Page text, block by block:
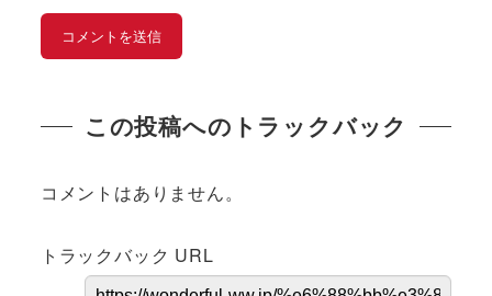
この投稿へのトラックバック
コメントはありません。
トラックバック URL